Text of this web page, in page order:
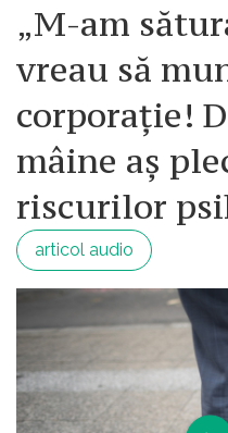
„M-am
vreau să
corporație!
mâine aș
riscurilor
articol audio